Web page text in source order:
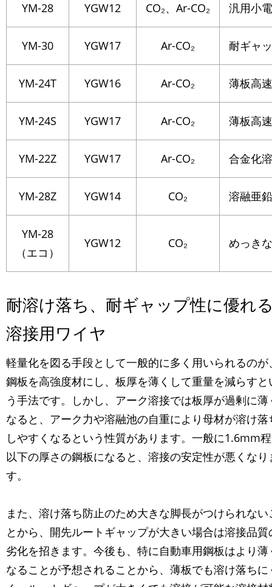
YM-28 YGW12 CO₂、Ar-CO₂ 汎用小
YM-30 YGW17 Ar-CO₂ 耐ギャ
YM-24T YGW16 Ar-CO₂ 薄板高
YM-24S YGW17 Ar-CO₂ 薄板高
YM-22Z YGW17 Ar-CO₂ 合金化
YM-28Z YGW14 CO₂ 溶融亜
YM-28
（エコ）
YGW12 CO₂ めっき
耐溶け落ち、耐ギャップ性に優れ
溶接用ワイヤ
軽量化を図る手段として一般的に多く用いられるのが
鋼板を高強度材にし、板厚を薄くして重量を減らすと
う手法です。しかし、アーク溶接では板厚が過剰に薄
なると、アーク力や溶融池の自重により母材が溶け落
しやすくなるという性質があります。一般に1.6mm
以下の厚さの鋼板になると、溶接の安定性が悪くなり
す。
また、溶け落ち防止のため大きな脚長がつけられない
とから、開先ルートギャップが大きい場合は溶接品質
劣化を招きます。今後も、特に自動車用鋼板はより薄
なることが予想されることから、薄板でも溶け落ちに